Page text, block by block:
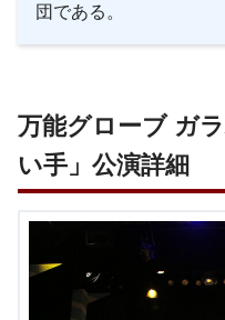
団である。
万能グローブ ガ
い手」公演詳細